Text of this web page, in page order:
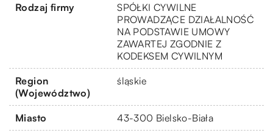
Rodzaj firmy
SPÓŁKI CYWILNE
PROWADZĄCE DZIAŁALNOŚĆ
NA PODSTAWIE UMOWY
ZAWARTEJ ZGODNIE Z
KODEKSEM CYWILNYM
Region
(Województwo)
śląskie
Miasto 43-300 Bielsko-Biała